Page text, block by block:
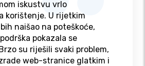
iskustvu vrlo
korištenje. U rijetkim
naišao na poteškoće,
pokazala se
su riješili svaki problem,
web-stranice glatkim i